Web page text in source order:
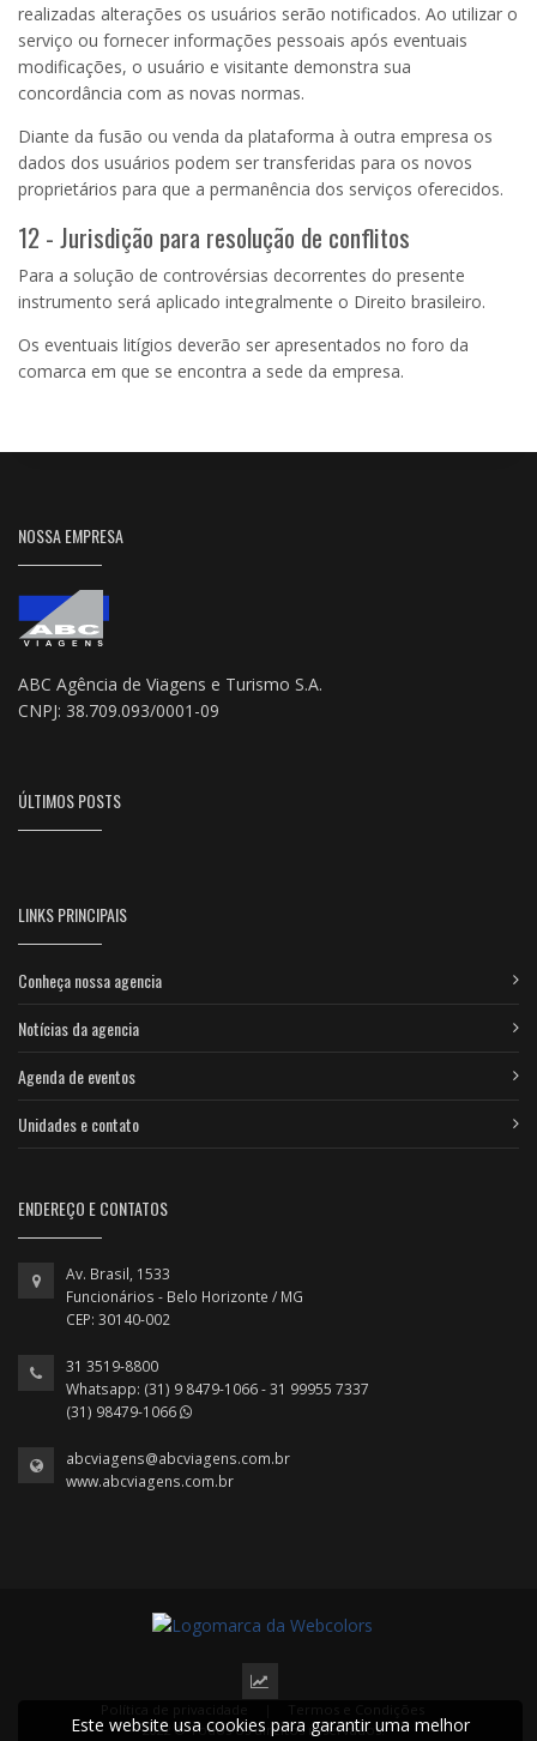
realizadas alterações os usuários serão notificados. Ao utilizar o
serviço ou fornecer informações pessoais após eventuais
modificações, o usuário e visitante demonstra sua
concordância com as novas normas.
Diante da fusão ou venda da plataforma à outra empresa os
dados dos usuários podem ser transferidas para os novos
proprietários para que a permanência dos serviços oferecidos.
12 - Jurisdição para resolução de conflitos
Para a solução de controvérsias decorrentes do presente
instrumento será aplicado integralmente o Direito brasileiro.
Os eventuais litígios deverão ser apresentados no foro da
comarca em que se encontra a sede da empresa.
NOSSA EMPRESA
ABC Agência de Viagens e Turismo S.A.
CNPJ: 38.709.093/0001-09
ÚLTIMOS POSTS
LINKS PRINCIPAIS
Conheça nossa agencia
Notícias da agencia
Agenda de eventos
Unidades e contato
ENDEREÇO E CONTATOS
Av. Brasil, 1533
Funcionários - Belo Horizonte / MG
CEP: 30140-002
31 3519-8800
Whatsapp: (31) 9 8479-1066 - 31 99955 7337
(31) 98479-1066
abcviagens@abcviagens.com.br
www.abcviagens.com.br
2022 © Todos os direitos reservados.
Este website usa cookies para garantir uma melhor